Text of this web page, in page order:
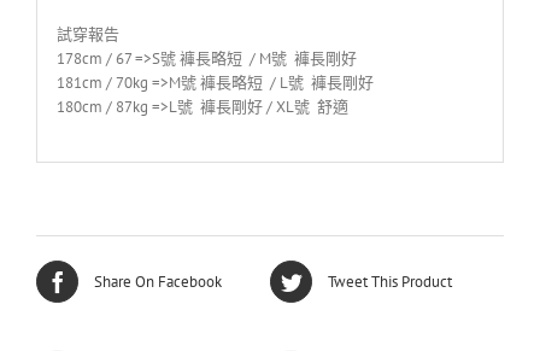
試穿報告
178cm / 67 =>S號 褲長略短 / M號 褲長剛好
181cm / 70kg =>M號 褲長略短 / L號 褲長剛好
180cm / 87kg =>L號 褲長剛好 / XL號 舒適
Share On Facebook Tweet This Product